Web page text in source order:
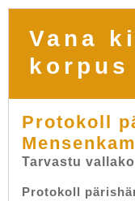
Vana
korpus
Protokoll
Tarvastu
Protokoll